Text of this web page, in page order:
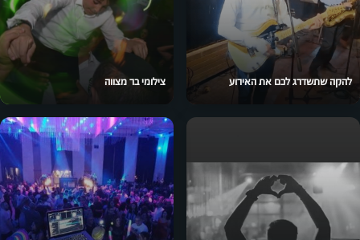
להקה שתשדרג לכם את האירוע צילומי בר מצווה